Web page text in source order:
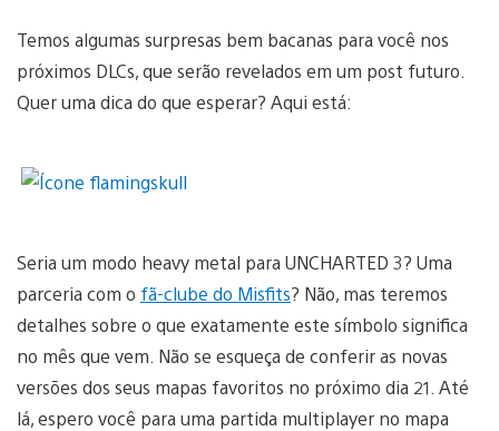
Temos algumas surpresas bem bacanas para você nos
próximos DLCs, que serão revelados em um post futuro.
Quer uma dica do que esperar? Aqui está:
Seria um modo heavy metal para UNCHARTED 3? Uma
parceria com o fã-clube do Misfits? Não, mas teremos
detalhes sobre o que exatamente este símbolo significa
no mês que vem. Não se esqueça de conferir as novas
versões dos seus mapas favoritos no próximo dia 21. Até
lá, espero você para uma partida multiplayer no mapa